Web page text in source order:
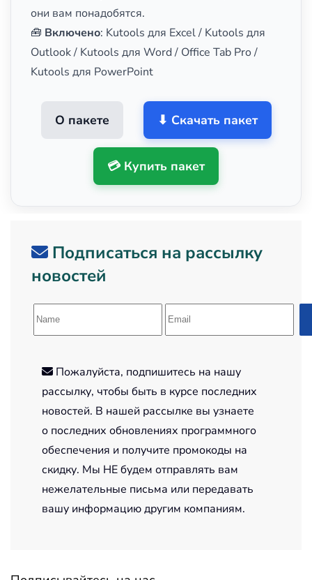
они вам понадобятся.
🧰 Включено: Kutools для Excel / Kutools для
Outlook / Kutools для Word / Office Tab Pro /
Kutools для PowerPoint
О пакете ⬇ Скачать пакет
💳 Купить пакет
Подписаться на рассылку
новостей
Пожалуйста, подпишитесь на нашу
рассылку, чтобы быть в курсе последних
новостей. В нашей рассылке вы узнаете
о последних обновлениях программного
обеспечения и получите промокоды на
скидку. Мы НЕ будем отправлять вам
нежелательные письма или передавать
вашу информацию другим компаниям.